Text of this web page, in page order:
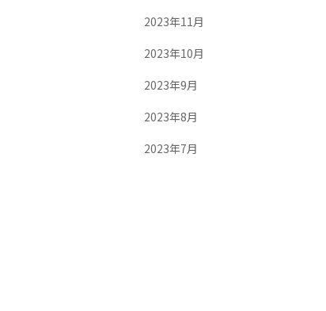
2023年11月
2023年10月
2023年9月
2023年8月
2023年7月